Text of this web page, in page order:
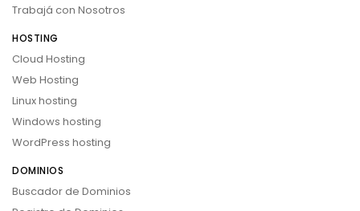
Trabajá con Nosotros
HOSTING
Cloud Hosting
Web Hosting
Linux hosting
Windows hosting
WordPress hosting
DOMINIOS
Buscador de Dominios